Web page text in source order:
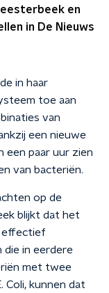
en
in De Nieuws
in haar
toe aan
van
een nieuwe
een paar uur zien
van bacteriën.
op de
blijkt dat het
effectief
die in eerdere
met twee
Coli, kunnen dat